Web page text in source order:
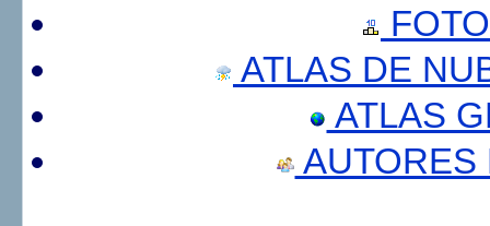
ATLAS DE
ATLAS
AUTORES